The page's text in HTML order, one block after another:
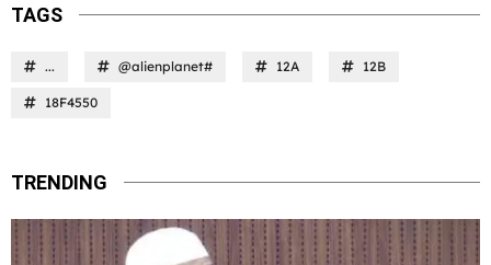
TAGS
... @alienplanet# 12A 12B
18F4550
TRENDING